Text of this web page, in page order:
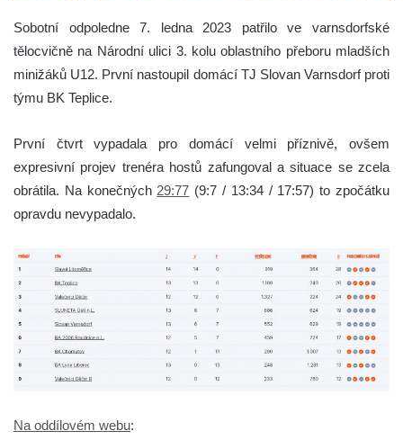
Sobotní odpoledne 7. ledna 2023 patřilo ve varnsdorfské
tělocvičně na Národní ulici 3. kolu oblastního přeboru mladších
minižáků U12. První nastoupil domácí TJ Slovan Varnsdorf proti
týmu BK Teplice.
První čtvrt vypadala pro domácí velmi příznivě, ovšem
expresivní projev trenéra hostů zafungoval a situace se zcela
obrátila. Na konečných 29:77 (9:7 / 13:34 / 17:57) to zpočátku
opravdu nevypadalo.
Na oddílovém webu: